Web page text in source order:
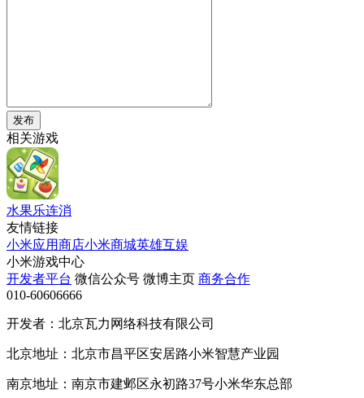
发布
相关游戏
水果乐连消
友情链接
小米应用商店小米商城英雄互娱
小米游戏中心
开发者平台 微信公众号 微博主页 商务合作
010-60606666
开发者：北京瓦力网络科技有限公司
北京地址：北京市昌平区安居路小米智慧产业园
南京地址：南京市建邺区永初路37号小米华东总部